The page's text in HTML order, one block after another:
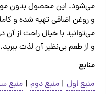
می‌شود. این محصول بدون
و روغن اضافی تهیه شده و
می‌توانید با خیال راحت از آن
و از طعم بی‌نظیر آن لذت ببرید.
منابع
منبع اول | منبع دوم | منبع